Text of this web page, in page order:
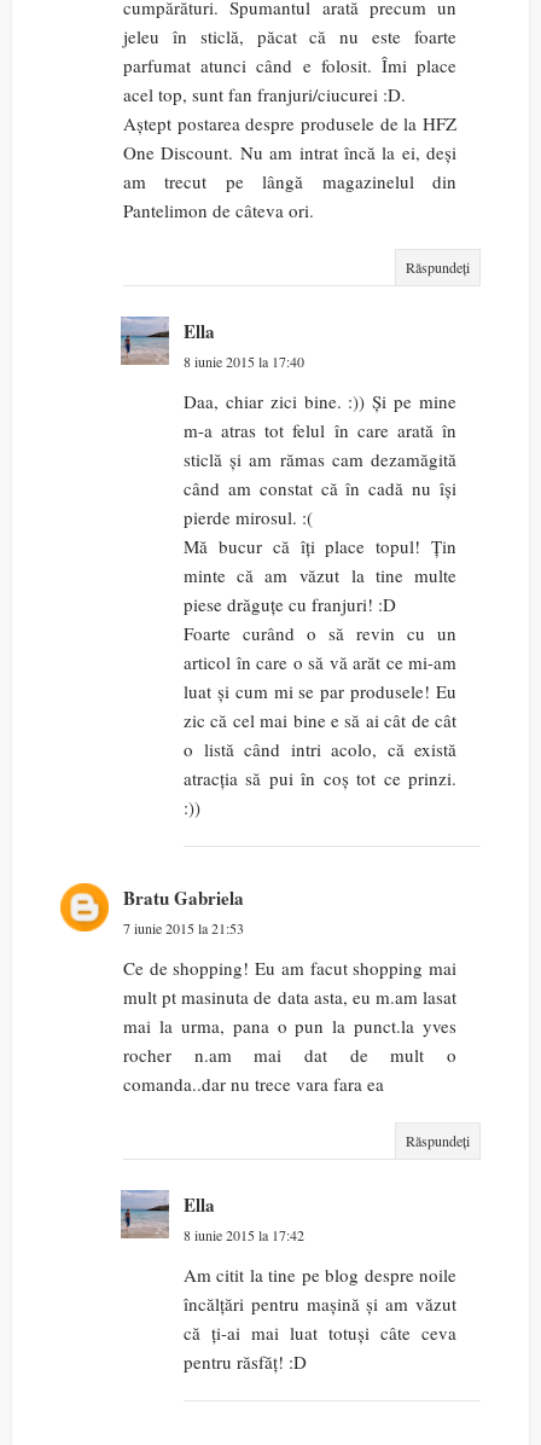
cumpărături. Spumantul arată precum un
jeleu în sticlă, păcat că nu este foarte
parfumat atunci când e folosit. Îmi place
acel top, sunt fan franjuri/ciucurei :D.
Aștept postarea despre produsele de la HFZ
One Discount. Nu am intrat încă la ei, deși
am trecut pe lângă magazinelul din
Pantelimon de câteva ori.
Răspundeți
Ella
8 iunie 2015 la 17:40
Daa, chiar zici bine. :)) Și pe mine
m-a atras tot felul în care arată în
sticlă și am rămas cam dezamăgită
când am constat că în cadă nu își
pierde mirosul. :(
Mă bucur că îți place topul! Țin
minte că am văzut la tine multe
piese drăguțe cu franjuri! :D
Foarte curând o să revin cu un
articol în care o să vă arăt ce mi-am
luat și cum mi se par produsele! Eu
zic că cel mai bine e să ai cât de cât
o listă când intri acolo, că există
atracția să pui în coș tot ce prinzi.
:))
Bratu Gabriela
7 iunie 2015 la 21:53
Ce de shopping! Eu am facut shopping mai
mult pt masinuta de data asta, eu m.am lasat
mai la urma, pana o pun la punct.la yves
rocher n.am mai dat de mult o
comanda..dar nu trece vara fara ea
Răspundeți
Ella
8 iunie 2015 la 17:42
Am citit la tine pe blog despre noile
încălțări pentru mașină și am văzut
că ți-ai mai luat totuși câte ceva
pentru răsfăț! :D